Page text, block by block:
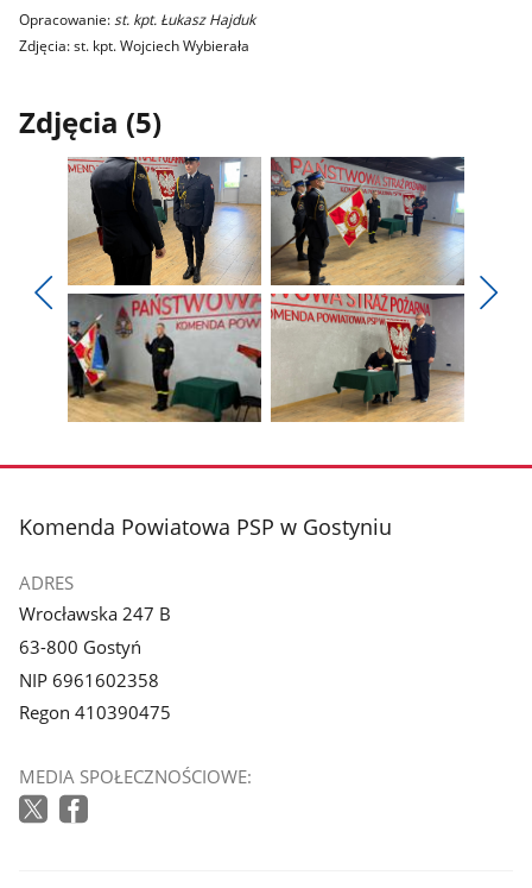
Opracowanie:st. kpt. Łukasz Hajduk
Zdjęcia: st. kpt. Wojciech Wybierała
Zdjęcia (5)
Pokaż
poprzednie
zdjęcia
Pokaż
zdjęcie
1
z
galerii.
Pokaż
zdjęcie
galerii.
zdjęcie
galerii.
zdjęcie
galerii.
stopka
Komenda Powiatowa PSP w Gostyniu
ADRES
Wrocławska 247 B
63-800 Gostyń
NIP 6961602358
Regon 410390475
MEDIA SPOŁECZNOŚCIOWE: